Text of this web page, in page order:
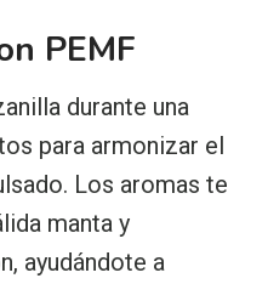
PEMF
durante una
para armonizar el
Los aromas te
manta y
ayudándote a